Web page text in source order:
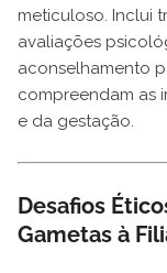
meticuloso. Inclui
avaliações
aconselhamento
compreendam as
e da gestação.
Desafios
Gametas à